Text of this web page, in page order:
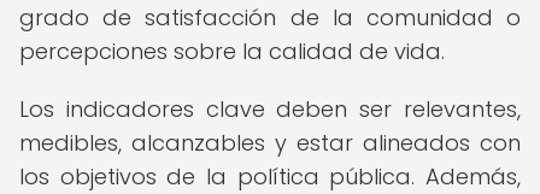
grado de satisfacción de la comunidad o
percepciones sobre la calidad de vida.
Los indicadores clave deben ser relevantes,
medibles, alcanzables y estar alineados con
los objetivos de la política pública. Además,